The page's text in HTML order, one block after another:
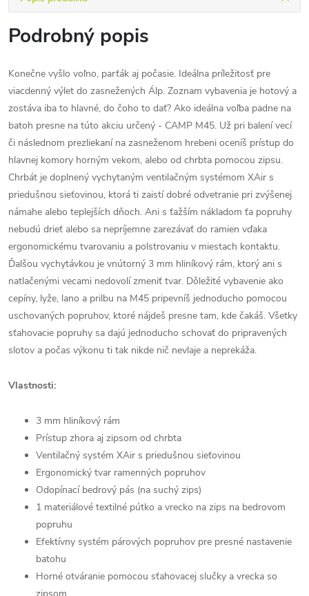
Podrobný popis
Konečne vyšlo voľno, parťák aj počasie. Ideálna príležitosť pre
viacdenný výlet do zasnežených Álp. Zoznam vybavenia je hotový a
zostáva iba to hlavné, do čoho to dať? Ako ideálna voľba padne na
batoh presne na túto akciu určený - CAMP M45. Už pri balení vecí
či následnom prezliekaní na zasneženom hrebeni oceníš prístup do
hlavnej komory horným vekom, alebo od chrbta pomocou zipsu.
Chrbát je doplnený vychytaným ventilačným systémom XAir s
priedušnou sieťovinou, ktorá ti zaistí dobré odvetranie pri zvýšenej
námahe alebo teplejších dňoch. Ani s ťažším nákladom ťa popruhy
nebudú drieť alebo sa nepríjemne zarezávať do ramien vďaka
ergonomickému tvarovaniu a polstrovaniu v miestach kontaktu.
Ďalšou vychytávkou je vnútorný 3 mm hliníkový rám, ktorý ani s
natlačenými vecami nedovolí zmeniť tvar. Dôležité vybavenie ako
cepíny, lyže, lano a prilbu na M45 pripevníš jednoducho pomocou
uschovaných popruhov, ktoré nájdeš presne tam, kde čakáš. Všetky
sťahovacie popruhy sa dajú jednoducho schovať do pripravených
slotov a počas výkonu ti tak nikde nič nevlaje a neprekáža.
Vlastnosti:
3 mm hliníkový rám
Prístup zhora aj zipsom od chrbta
Ventilačný systém XAir s priedušnou sieťovinou
Ergonomický tvar ramenných popruhov
Odopínací bedrový pás (na suchý zips)
1 materiálové textilné pútko a vrecko na zips na bedrovom
popruhu
Efektívny systém párových popruhov pre presné nastavenie
batohu
Horné otváranie pomocou sťahovacej slučky a vrecka so
zipsom